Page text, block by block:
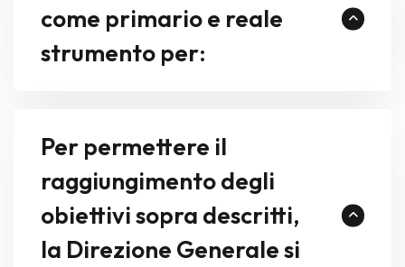
come primario e reale
strumento per:
Per permettere il
raggiungimento degli
obiettivi sopra descritti,
la Direzione Generale si